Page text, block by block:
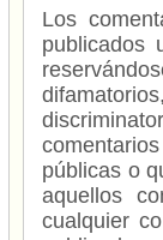
Los
publicados
públicas o
aquellos
cualquier